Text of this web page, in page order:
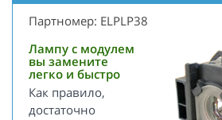
Партномер: ELPLP38
Лампу с модулем
вы замените
легко и быстро
Как правило,
достаточно